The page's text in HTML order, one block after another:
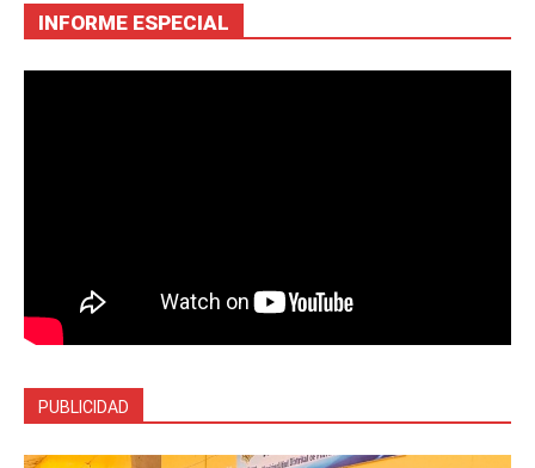
INFORME ESPECIAL
PUBLICIDAD